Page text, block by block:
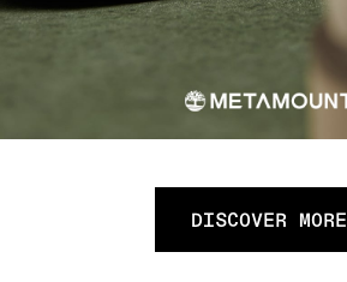
DISCOVER MORE